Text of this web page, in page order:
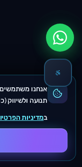
אנחנו משתמשים
במדיניות